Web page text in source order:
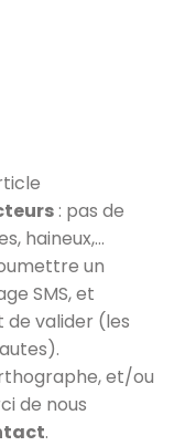
: pas de
haineux,…
un
SMS, et
valider (les
et/ou
de nous
.